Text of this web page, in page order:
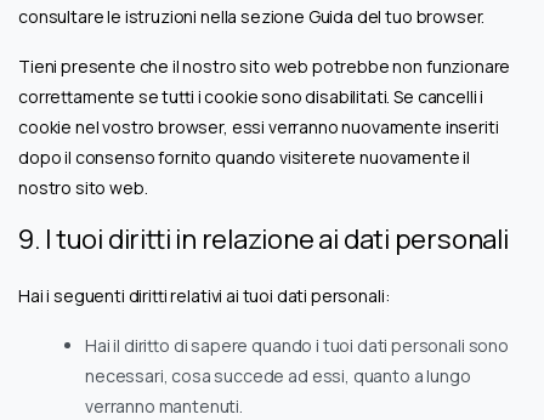
consultare le istruzioni nella sezione Guida del tuo browser.
Tieni presente che il nostro sito web potrebbe non funzionare
correttamente se tutti i cookie sono disabilitati. Se cancelli i
cookie nel vostro browser, essi verranno nuovamente inseriti
dopo il consenso fornito quando visiterete nuovamente il
nostro sito web.
9. I tuoi diritti in relazione ai dati personali
Hai i seguenti diritti relativi ai tuoi dati personali:
Hai il diritto di sapere quando i tuoi dati personali sono
necessari, cosa succede ad essi, quanto a lungo
verranno mantenuti.